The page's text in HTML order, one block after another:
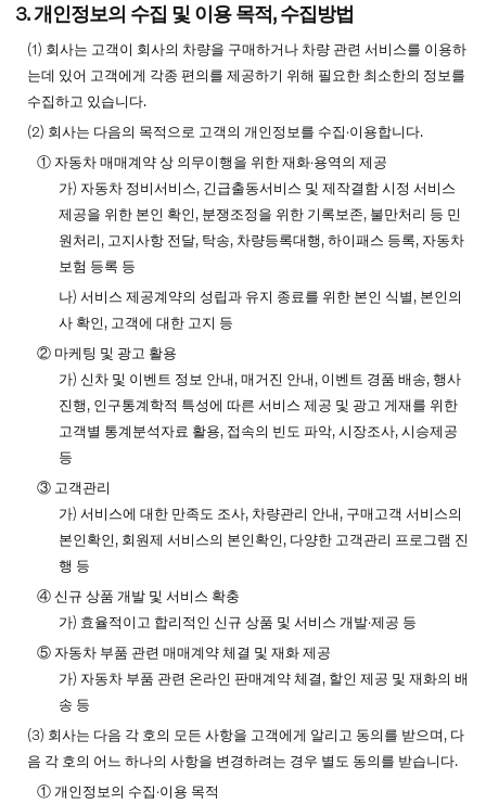
3. 개인정보의 수집 및 이용 목적, 수집방법
(1) 회사는 고객이 회사의 차량을 구매하거나 차량 관련 서비스를 이용하
는데 있어 고객에게 각종 편의를 제공하기 위해 필요한 최소한의 정보를
수집하고 있습니다.
(2) 회사는 다음의 목적으로 고객의 개인정보를 수집∙이용합니다.
① 자동차 매매계약 상 의무이행을 위한 재화∙용역의 제공
가) 자동차 정비서비스, 긴급출동서비스 및 제작결함 시정 서비스
제공을 위한 본인 확인, 분쟁조정을 위한 기록보존, 불만처리 등 민
원처리, 고지사항 전달, 탁송, 차량등록대행, 하이패스 등록, 자동차
보험 등록 등
나) 서비스 제공계약의 성립과 유지 종료를 위한 본인 식별, 본인의
사 확인, 고객에 대한 고지 등
② 마케팅 및 광고 활용
가) 신차 및 이벤트 정보 안내, 매거진 안내, 이벤트 경품 배송, 행사
진행, 인구통계학적 특성에 따른 서비스 제공 및 광고 게재를 위한
고객별 통계분석자료 활용, 접속의 빈도 파악, 시장조사, 시승제공
등
③ 고객관리
가) 서비스에 대한 만족도 조사, 차량관리 안내, 구매고객 서비스의
본인확인, 회원제 서비스의 본인확인, 다양한 고객관리 프로그램 진
행 등
④ 신규 상품 개발 및 서비스 확충
가) 효율적이고 합리적인 신규 상품 및 서비스 개발∙제공 등
⑤ 자동차 부품 관련 매매계약 체결 및 재화 제공
가) 자동차 부품 관련 온라인 판매계약 체결, 할인 제공 및 재화의 배
송 등
(3) 회사는 다음 각 호의 모든 사항을 고객에게 알리고 동의를 받으며, 다
음 각 호의 어느 하나의 사항을 변경하려는 경우 별도 동의를 받습니다.
① 개인정보의 수집∙이용 목적